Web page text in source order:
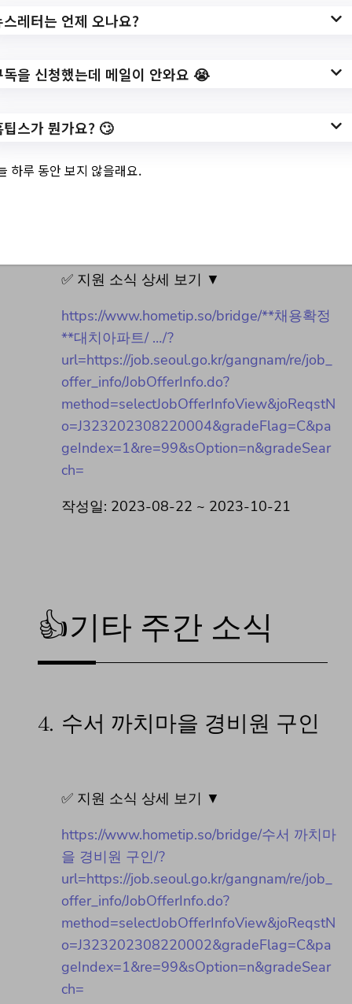
리동네 펫위탁소」 홍보/?
mid=ID05_040101&pgno=1&keyfield=bd
작성일: 2023-08-21 ~
✅ 지원 소식 상세 보기 ▼
https://www.hometip.so/bridge/**채용확정
**대치아파트/ …/?
url=https://job.seoul.go.kr/gangnam/re/job_
offer_info/JobOfferInfo.do?
method=selectJobOfferInfoView&joReqstN
o=J323202308220004&gradeFlag=C&pa
geIndex=1&re=99&sOption=n&gradeSear
ch=
작성일: 2023-08-22 ~ 2023-10-21
👍기타 주간 소식
4. 수서 까치마을 경비원 구인
✅ 지원 소식 상세 보기 ▼
https://www.hometip.so/bridge/수서 까치마
을 경비원 구인/?
url=https://job.seoul.go.kr/gangnam/re/job_
offer_info/JobOfferInfo.do?
method=selectJobOfferInfoView&joReqstN
o=J323202308220002&gradeFlag=C&pa
geIndex=1&re=99&sOption=n&gradeSear
ch=
스레터는 언제 오나요?
독을 신청했는데 메일이 안와요 😭
팁스가 뭔가요? 🙄
하루 동안 보지 않을래요.